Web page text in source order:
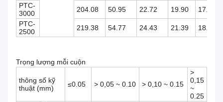
PTC-
3000
204.08 50.95 22.72 19.90
17.62
PTC-
2500
219.38 54.77 24.43 21.39 18.94
Trọng lượng mỗi cuộn
thông số kỹ
thuật (mm)
≤0.05 > 0,05 ~ 0.10 > 0,10 ~ 0.15
>
0,15
~
0.25